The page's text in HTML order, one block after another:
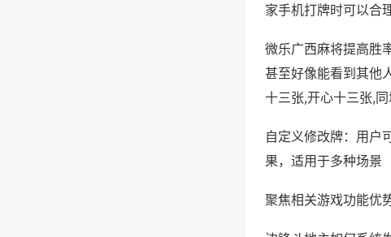
家手机打牌时可以合
微乐广西麻将提高胜
甚至好像能看到其他
十三张,开心十三张,
自定义修改牌：用户
果，适用于多种场景
聚焦相关游戏功能优